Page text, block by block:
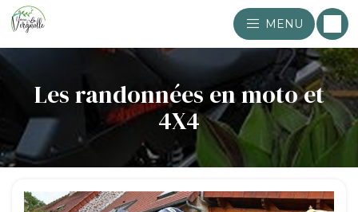
MENU
Les randonnées en moto et
4X4